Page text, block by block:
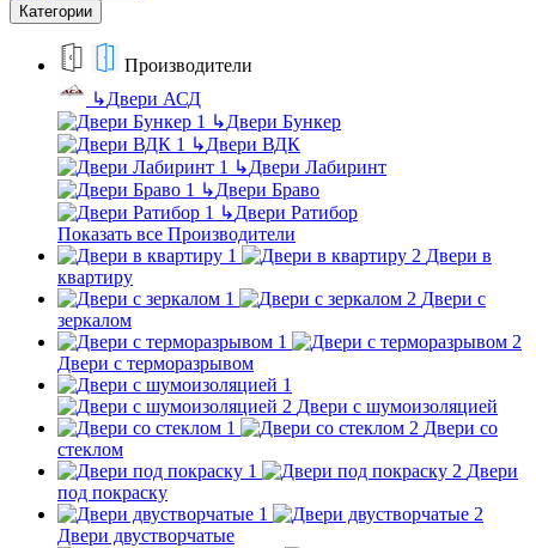
Категории
Производители
↳Двери АСД
↳Двери Бункер
↳Двери ВДК
↳Двери Лабиринт
↳Двери Браво
↳Двери Ратибор
Показать все Производители
Двери в
квартиру
Двери с
зеркалом
Двери с терморазрывом
Двери с шумоизоляцией
Двери со
стеклом
Двери
под покраску
Двери двустворчатые